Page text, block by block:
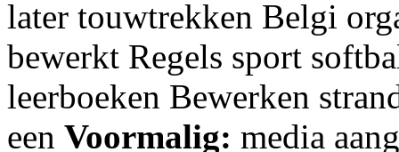
later touwtrekken Belgi
bewerkt Regels sport
leerboeken Bewerken
een Voormalig: media